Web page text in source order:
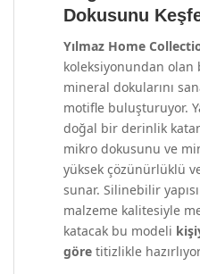
Dokusunu
Yılmaz Home
koleksiyonundan olan
mineral dokularını
motifle buluşturuyor.
doğal bir derinlik
mikro dokusunu ve
yüksek çözünürlüklü
sunar. Silinebilir
malzeme kalitesiyle
katacak bu modeli
göre titizlikle